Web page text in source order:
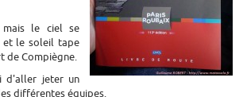
le ciel se
et le soleil tape
de Compiègne.
d'aller jeter un
différentes équipes.